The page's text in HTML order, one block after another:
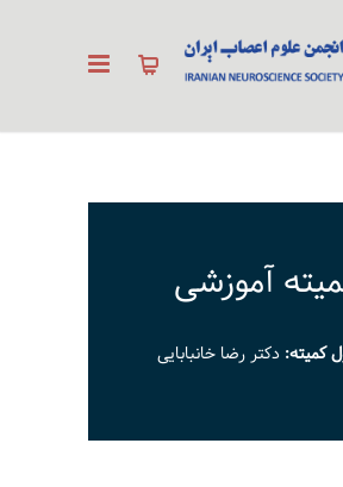
آموزشی
کمیته: دکتر رضا خانبابایی